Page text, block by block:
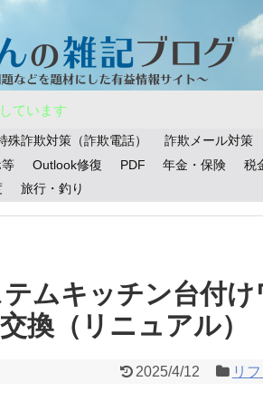
ています
殊詐欺対策（詐欺電話） 詐欺メール対策
Outlook修復 PDF 年金・保険 税
旅行・釣り
ムキッチン台付
換（リニュアル）
2025/4/12 リ